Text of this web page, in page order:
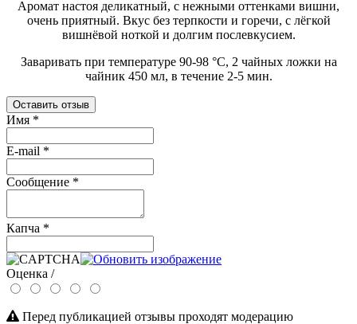
Аромат настоя деликатный, с нежными оттенками вишни,
очень приятный. Вкус без терпкости и горечи, с лёгкой
вишнёвой ноткой и долгим послевкусием.
Заваривать при температуре 90-98 °C, 2 чайных ложки на
чайник 450 мл, в течение 2-5 мин.
Оставить отзыв
Имя *
E-mail *
Сообщение *
Капча *
Оценка /
Перед публикацией отзывы проходят модерацию